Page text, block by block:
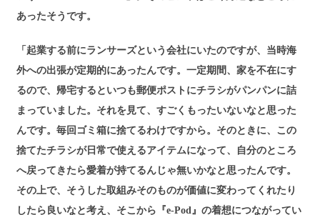
あったそうです。
「起業する前にランサーズという会社にいたのですが、当時海
外への出張が定期的にあったんです。一定期間、家を不在にす
るので、帰宅するといつも郵便ポストにチラシがパンパンに詰
まっていました。それを見て、すごくもったいないなと思った
んです。毎回ゴミ箱に捨てるわけですから。そのときに、この
捨てたチラシが日常で使えるアイテムになって、自分のところ
へ戻ってきたら愛着が持てるんじゃ無いかなと思ったんです。
その上で、そうした取組みそのものが価値に変わってくれたり
したら良いなと考え、そこから『e-Pod』の着想につながってい